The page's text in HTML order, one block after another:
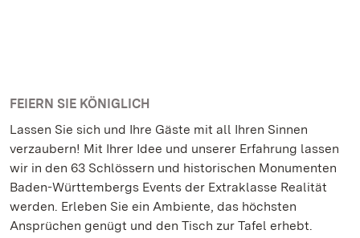
FEIERN SIE KÖNIGLICH
Lassen Sie sich und Ihre Gäste mit all Ihren Sinnen
verzaubern! Mit Ihrer Idee und unserer Erfahrung lassen
wir in den 63 Schlössern und historischen Monumenten
Baden-Württembergs Events der Extraklasse Realität
werden. Erleben Sie ein Ambiente, das höchsten
Ansprüchen genügt und den Tisch zur Tafel erhebt.